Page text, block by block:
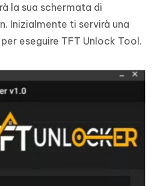
la sua schermata di
Inizialmente ti servirà una
eseguire TFT Unlock Tool.